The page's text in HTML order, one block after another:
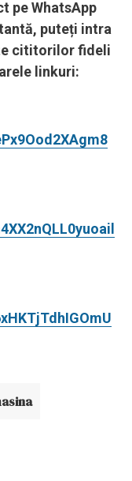
pe WhatsApp
puteți intra
cititorilor fideli
linkuri: